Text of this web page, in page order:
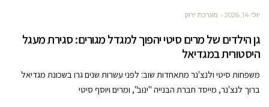
יולי 14, 2026 מערכת ירוק
גן הילדים של מרים סיטי יהפוך למגדל מגורים: סגירת מעגל
היסטורית במגדיאל
משפחות סיטי ולנצ'נר מתאחדות שוב: לפני עשרות שנים גרו בשכונת מגדיאל
ברוך לנצ'נר, מייסד חברת הבנייה "ינוב", ומרים ויוסף סיטי